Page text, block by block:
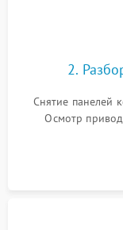
2.
Снятие панелей
Осмотр
крестовины